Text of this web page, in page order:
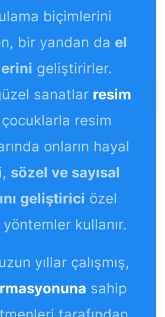
biçimlerini
bir yandan da el
geliştirirler.
sanatlar resim
resim
onların hayal
sözel ve sayısal
geliştirici özel
kullanır.
yıllar çalışmış,
sahip